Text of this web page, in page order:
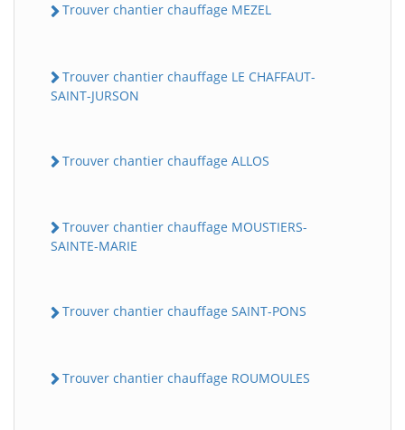
Trouver chantier chauffage MEZEL
Trouver chantier chauffage LE CHAFFAUT-
SAINT-JURSON
Trouver chantier chauffage ALLOS
Trouver chantier chauffage MOUSTIERS-
SAINTE-MARIE
Trouver chantier chauffage SAINT-PONS
Trouver chantier chauffage ROUMOULES